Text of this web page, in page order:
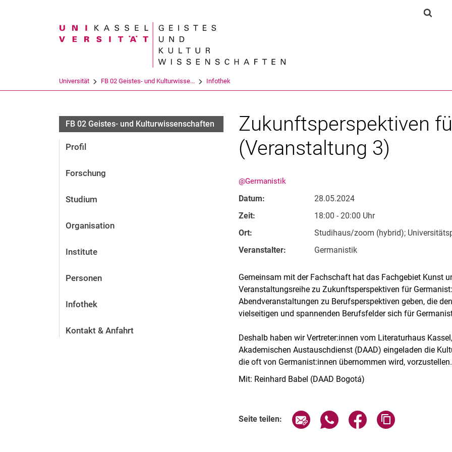
Springe direkt zu: Inhalt
Springe direkt zu: Suche
Springe direkt zu:
Suchbegriff
Universität FB 02 Geistes- und Kulturwisse... Infothek
FB 02 Geistes- und Kulturwissenschaften
Profil
Forschung
Studium
Organisation
Institute
Personen
Infothek
Kontakt & Anfahrt
Zukunftsperspektiven
(Veranstaltung 3)
@Germanistik
Datum:
28.05.2024
Zeit:
18:00 - 20:00 Uhr
Ort:
Studihaus/zoom (hybrid);
Veranstalter:
Germanistik
Gemeinsam mit der Fachschaft hat das Fachgebiet Kunst
Veranstaltungsreihe zu Zukunftsperspektiven für
Abendveranstaltungen zu Berufsperspektiven geben, die
vielseitigen und spannenden Berufsfelder sich für
Deshalb haben wir Vertreter:innen vom Literaturhaus
Akademischen Austauschdienst (DAAD) eingeladen die
die oft von Germanist:innen übernommen wird, vorzustellen.
Mit: Reinhard Babel (DAAD Bogotá)
Seite teilen: Seite über E-Mail teilen
Seite über WhatsApp teilen
Seite über Facebook